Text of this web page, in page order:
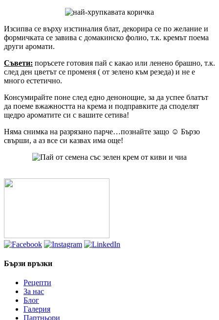
Изсипва се върху изстиналия блат, декорира се по желание и
формичката се завива с домакинско фолио, т.к. кремът поема
други аромати.
Съвети: поръсете готовия пай с какао или ленено брашно, т.к.
след ден цветът се променя ( от зелено към резеда) и не е
много естетично.
Консумирайте поне след едно денонощие, за да успее блатът
да поеме вжажността на крема и подправките да споделят
щедро ароматите си с вашите сетива!
Няма снимка на разрязано парче…познайте защо ☺ Бързо
свърши, а аз все си казвах има още!
Бързи връзки
Рецепти
За нас
Блог
Галерия
Партньори